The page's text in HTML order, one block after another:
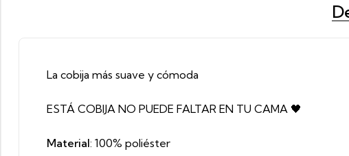
La cobija más suave y cómoda
ESTÁ COBIJA NO PUEDE FALTAR EN TU CAMA 🖤
Material: 100% poliéster